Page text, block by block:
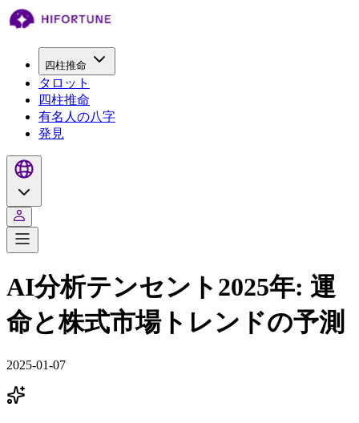
四柱推命
タロット
四柱推命
有名人の八字
発見
AI分析テンセント2025年: 運
命と株式市場トレンドの予測
2025-01-07